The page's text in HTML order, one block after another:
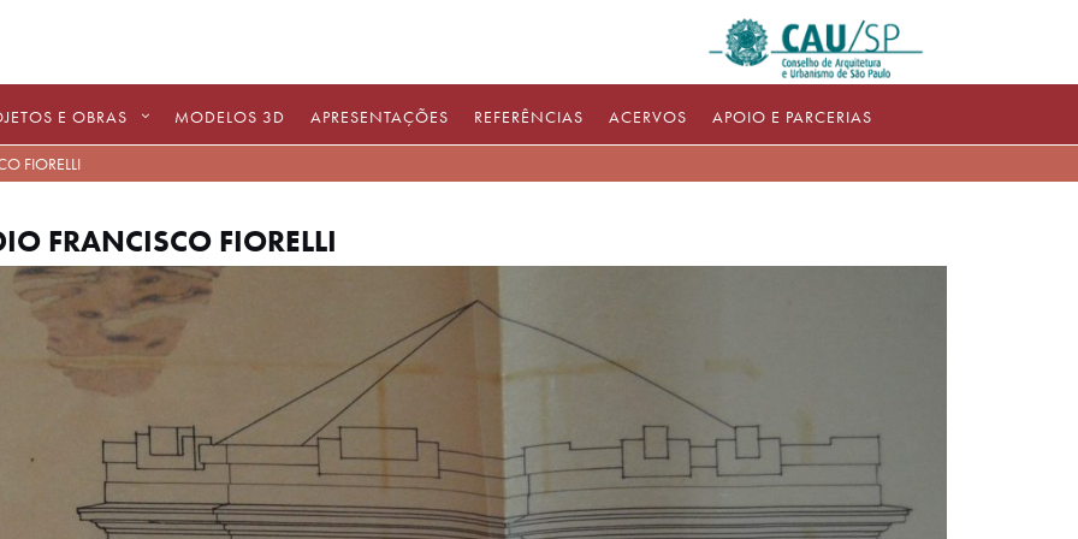
E OBRAS MODELOS 3D APRESENTAÇÕES REFERÊNCIAS ACERVOS APOIO E PARCERIAS
FIORELLI
FRANCISCO FIORELLI